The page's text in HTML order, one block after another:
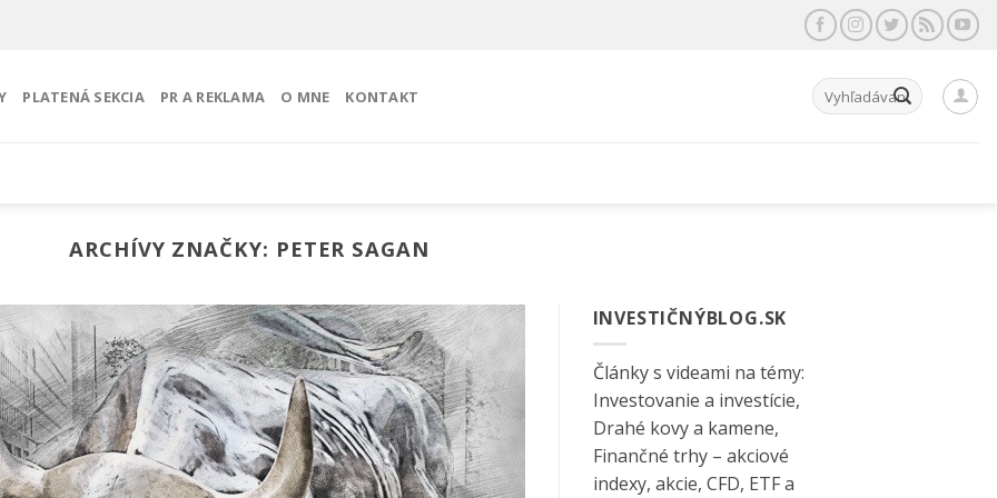
PLATENÁ SEKCIA PR A REKLAMA O MNE KONTAKT Hľadať:
ARCHÍVY ZNAČKY: PETER SAGAN
INVESTIČNÝBLOG.SK
Články s videami na témy:
Investovanie a investície,
Drahé kovy a kamene,
Finančné trhy – akciové
indexy, akcie, CFD, ETF a